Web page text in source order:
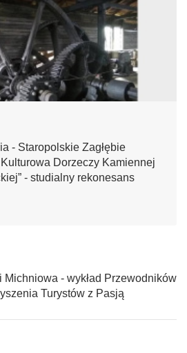
- Staropolskie Zagłębie
Kulturowa Dorzeczy Kamiennej
- studialny rekonesans
- wykład Przewodników
Turystów z Pasją